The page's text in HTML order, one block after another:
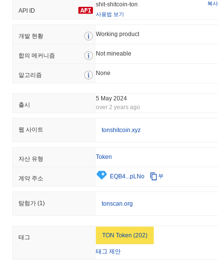
계 #3820위에 랭크되어 있습니다입니다. 이 수치는 72 300 000개
의 SHIT 토큰 유통 공급량을 기준으로 계산됩니다.
Shitcoin (TON)는 더 넓은 암호화폐 시장과 비교하여
기록한 전체 암호화폐 시장에 뒤처졌습니다. 이는 더 넓은 시장 모
API ID
shit-shitcoin-ton
복사
사용법 보기
개발 현황 Working product
합의 메커니즘 Not mineable
알고리즘 None
출시
5 May 2024
over 2 years ago
웹 사이트 tonshitcoin.xyz
자산 유형 Token
계약 주소 EQB4...pLNo 부
탐험가 (1) tonscan.org
태그 TON Token (202)
태그 제안